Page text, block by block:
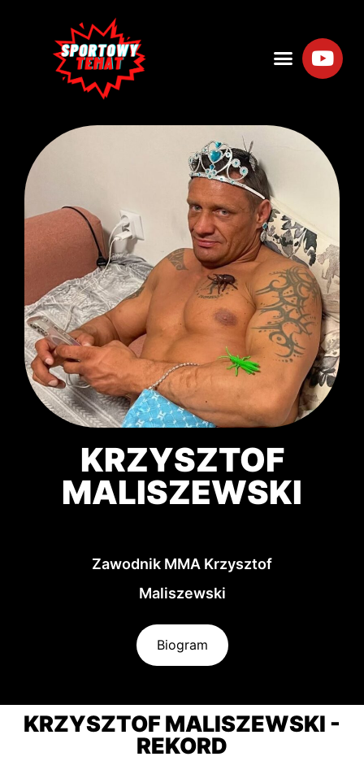
KRZYSZTOF
MALISZEWSKI
Zawodnik MMA Krzysztof
Maliszewski
Biogram
KRZYSZTOF MALISZEWSKI -
REKORD